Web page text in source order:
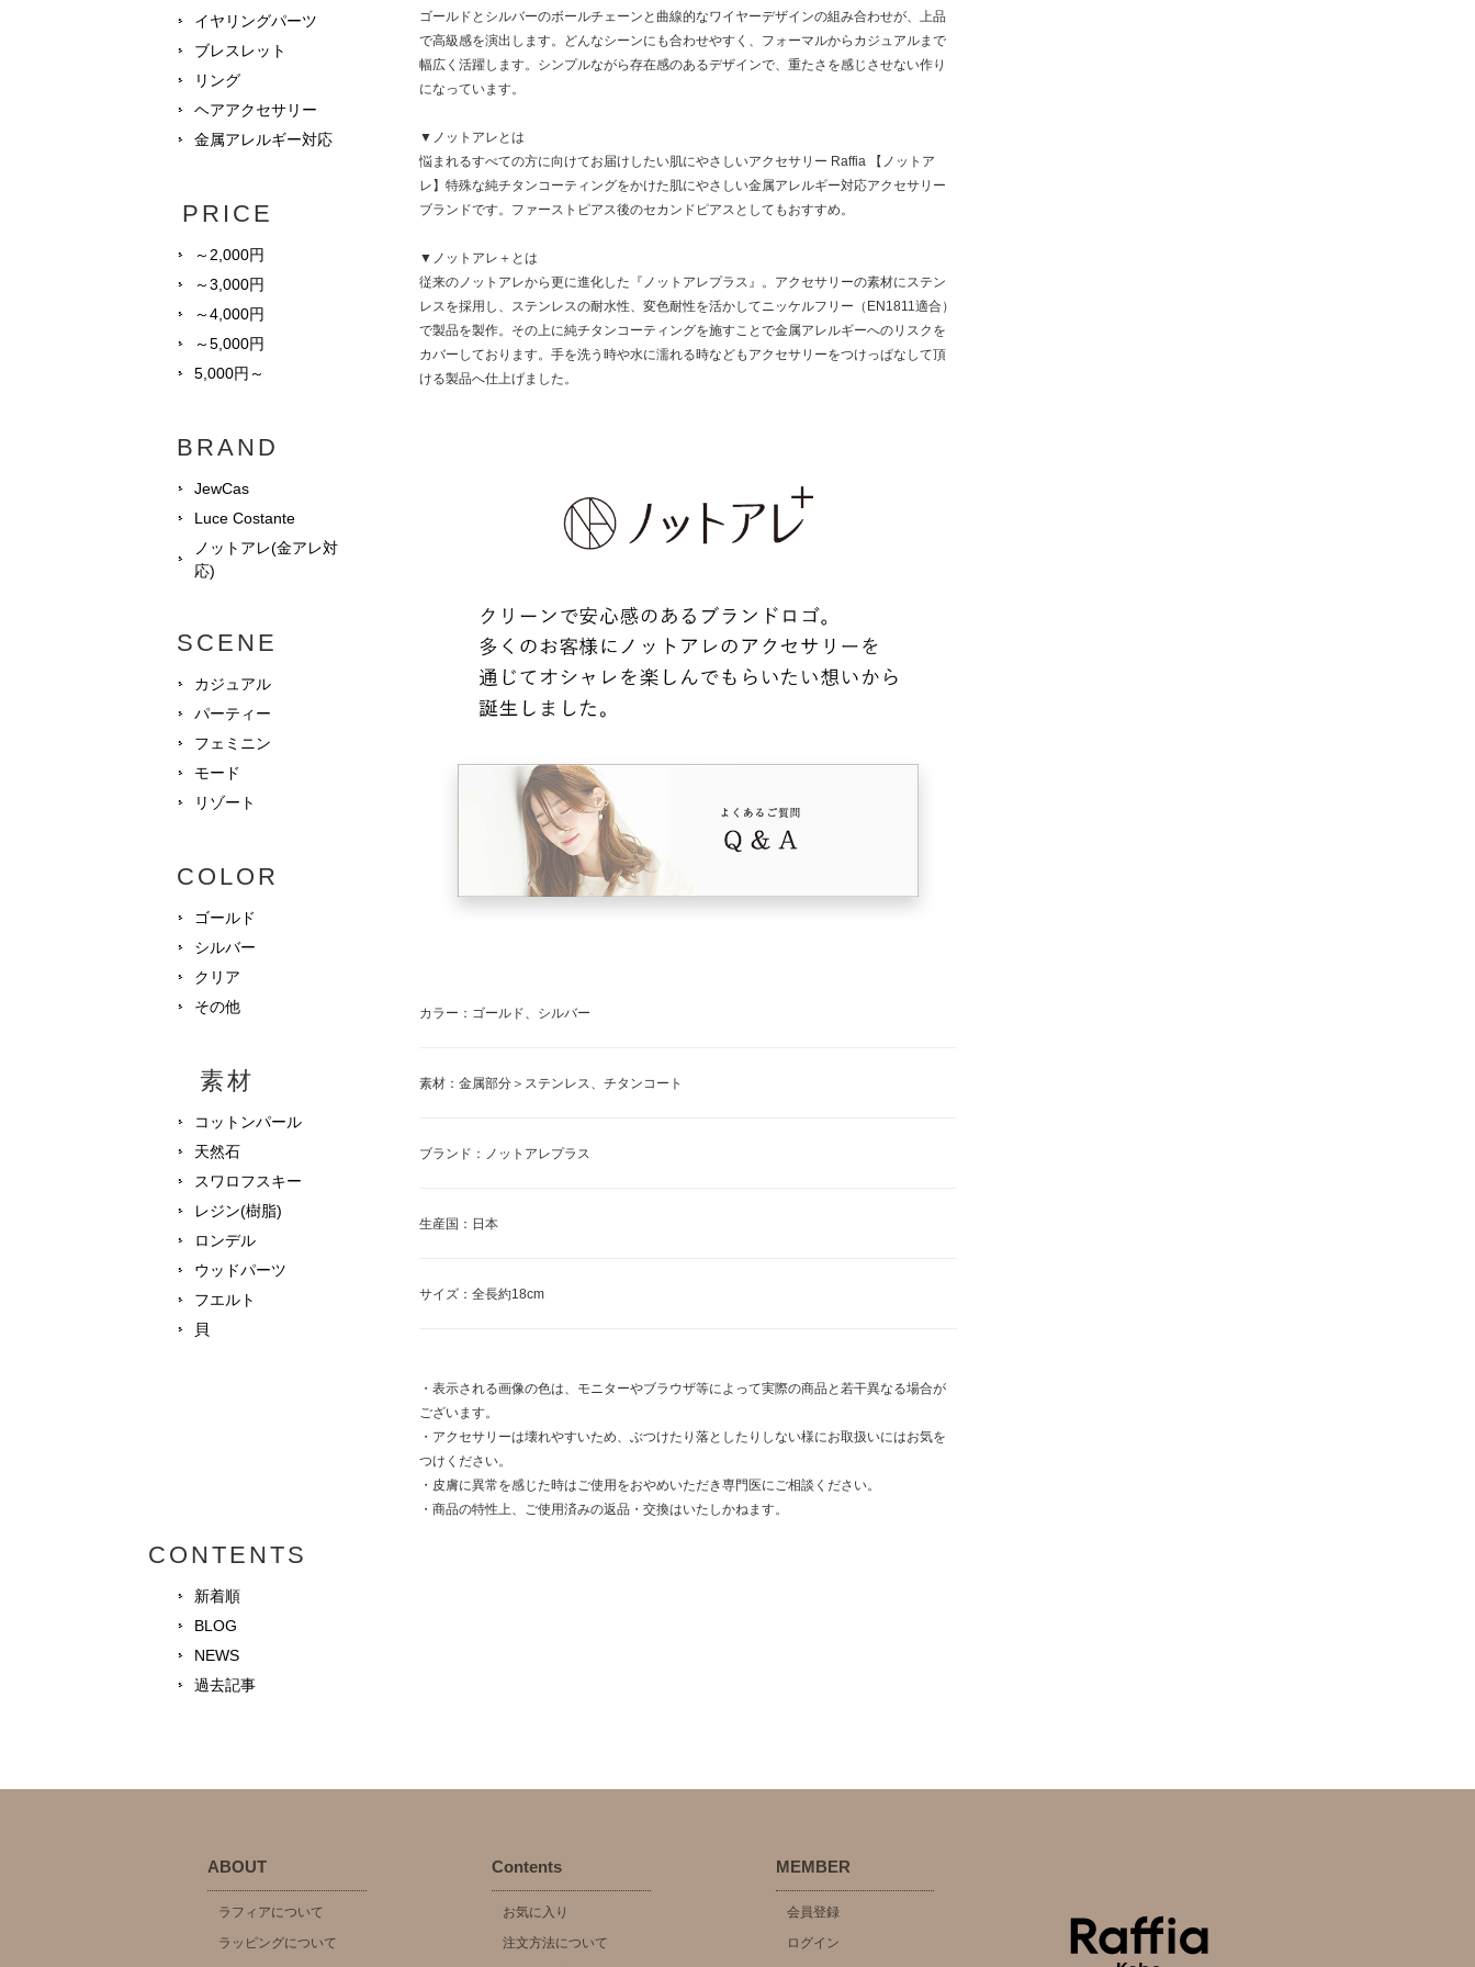
ゴールドとシルバーのボールチェーンと曲線的なワイヤーデザインの組み合わせが、上品
で高級感を演出します。どんなシーンにも合わせやすく、フォーマルからカジュアルまで
幅広く活躍します。シンプルながら存在感のあるデザインで、重たさを感じさせない作り
になっています。
▼ノットアレとは
悩まれるすべての方に向けてお届けしたい肌にやさしいアクセサリー Raffia 【ノットア
レ】特殊な純チタンコーティングをかけた肌にやさしい金属アレルギー対応アクセサリー
ブランドです。ファーストピアス後のセカンドピアスとしてもおすすめ。
▼ノットアレ＋とは
従来のノットアレから更に進化した『ノットアレプラス』。アクセサリーの素材にステン
レスを採用し、ステンレスの耐水性、変色耐性を活かしてニッケルフリー（EN1811適合）
で製品を製作。その上に純チタンコーティングを施すことで金属アレルギーへのリスクを
カバーしております。手を洗う時や水に濡れる時などもアクセサリーをつけっぱなして頂
ける製品へ仕上げました。
カラー：ゴールド、シルバー
素材：金属部分＞ステンレス、チタンコート
ブランド：ノットアレプラス
生産国：日本
サイズ：全長約18cm
・表示される画像の色は、モニターやブラウザ等によって実際の商品と若干異なる場合が
ございます。
・アクセサリーは壊れやすいため、ぶつけたり落としたりしない様にお取扱いにはお気を
つけください。
・皮膚に異常を感じた時はご使用をおやめいただき専門医にご相談ください。
・商品の特性上、ご使用済みの返品・交換はいたしかねます。
イヤリングパーツ
ブレスレット
リング
ヘアアクセサリー
金属アレルギー対応
PRICE
～2,000円
～3,000円
～4,000円
～5,000円
5,000円～
BRAND
JewCas
Luce Costante
ノットアレ(金アレ対
応)
SCENE
カジュアル
パーティー
フェミニン
モード
リゾート
COLOR
ゴールド
シルバー
クリア
その他
素材
コットンパール
天然石
スワロフスキー
レジン(樹脂)
ロンデル
ウッドパーツ
フエルト
貝
CONTENTS
新着順
BLOG
NEWS
過去記事
ABOUT
ラフィアについて
ラッピングについて
Contents
お気に入り
注文方法について
MEMBER
会員登録
ログイン